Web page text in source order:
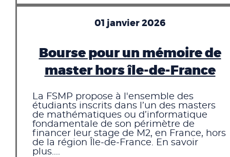
01 janvier 2026
Bourse pour un mémoire de
master hors île-de-France
La FSMP propose à l'ensemble des
étudiants inscrits dans l’un des masters
de mathématiques ou d’informatique
fondamentale de son périmètre de
financer leur stage de M2, en France, hors
de la région Île‑de‑France. En savoir
plus....